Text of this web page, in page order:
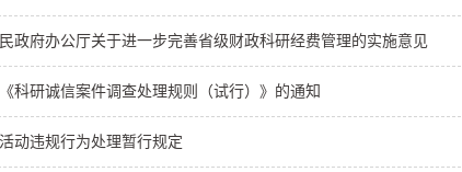
政府办公厅关于进一步完善省级财政科研经费管理的实施意见
科研诚信案件调查处理规则（试行）》的通知
动违规行为处理暂行规定